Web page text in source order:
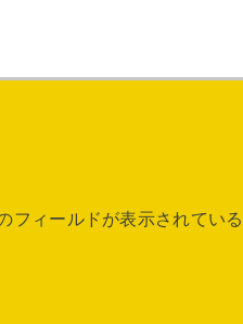
フィールドが表示されてい